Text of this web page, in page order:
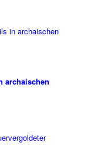
archaischen